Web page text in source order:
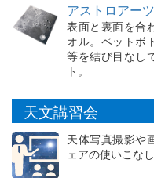
アストロアー
表面と裏面を合
オル。ペットボ
等を結び目なし
ト。
天文講習会
天体写真撮影や
ェアの使いこな